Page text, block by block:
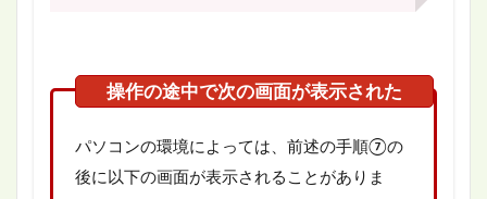
パソコンの環境によっては、前述の手順⑦の
後に以下の画面が表示されることがありま